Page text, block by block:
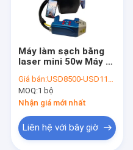
Máy làm sạch bằng
laser mini 50w Máy ​​
quang tự động Loại
bỏ rỉ sét
Giá bán:USD8500-USD11500
MOQ:1 bộ
Nhận giá mới nhất
Liên hệ với bây giờ